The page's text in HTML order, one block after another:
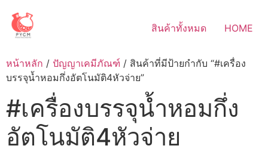
content
สินค้าทั้งหมด HOME
หน้าหลัก / ปัญญาเคมีภัณฑ์ / สินค้าที่มีป้ายกำกับ “#เครื่อง
บรรจุน้ำหอมกึ่งอัตโนมัติ4หัวจ่าย”
#เครื่องบรรจุน้ำหอมกึ่ง
อัตโนมัติ4หัวจ่าย